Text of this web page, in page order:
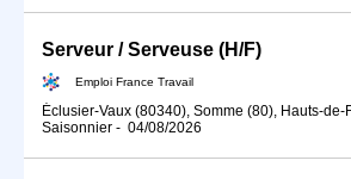
Serveur / Serveuse (H/F)
Emploi France Travail
Éclusier-Vaux (80340), Somme (80), Hauts-de-
Saisonnier - 04/08/2026